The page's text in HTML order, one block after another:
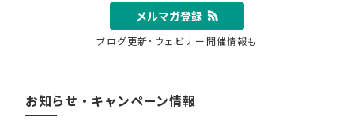
メルマガ登録
ブログ更新･ウェビナー開催情報も
お知らせ・キャンペーン情報